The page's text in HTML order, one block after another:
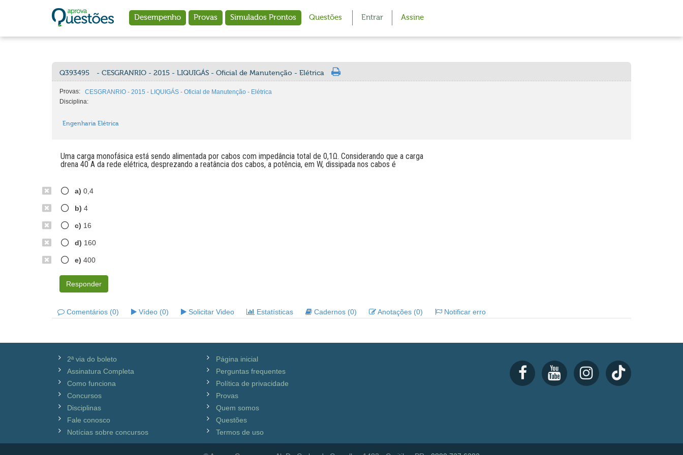
Desempenho Provas Simulados Prontos Questões Entrar Assine
Q393495 - CESGRANRIO - 2015 - LIQUIGÁS - Oficial de Manutenção - Elétrica
Provas:
CESGRANRIO - 2015 - LIQUIGÁS - Oficial de Manutenção - Elétrica
Disciplina:
Engenharia Elétrica
Uma carga monofásica está sendo alimentada por cabos com impedância total de 0,1Ω. Considerando que a carga
drena 40 A da rede elétrica, desprezando a reatância dos cabos, a potência, em W, dissipada nos cabos é
a) 0,4
b) 4
c) 16
d) 160
e) 400
Responder
Comentários (0) Vídeo (0) Solicitar Video Estatísticas Cadernos (0) Anotações (0) Notificar erro
2ª via do boleto
Assinatura Completa
Como funciona
Concursos
Disciplinas
Fale conosco
Notícias sobre concursos
Página inicial
Perguntas frequentes
Política de privacidade
Provas
Quem somos
Questões
Termos de uso